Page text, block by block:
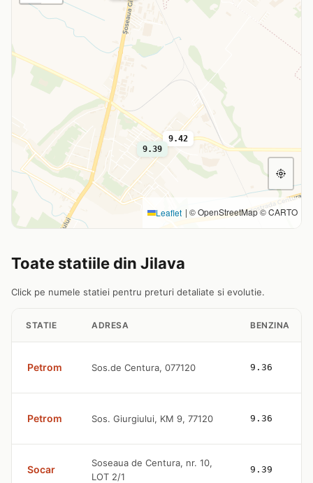
9.39
9.42
Leaflet | © OpenStreetMap © CARTO
Toate statiile din Jilava
Click pe numele statiei pentru preturi detaliate si evolutie.
STATIE ADRESA BENZINA
Petrom Sos.de Centura, 077120 9.36
Petrom Sos. Giurgiului, KM 9, 77120 9.36
Socar
Soseaua de Centura, nr. 10,
LOT 2/1
9.39